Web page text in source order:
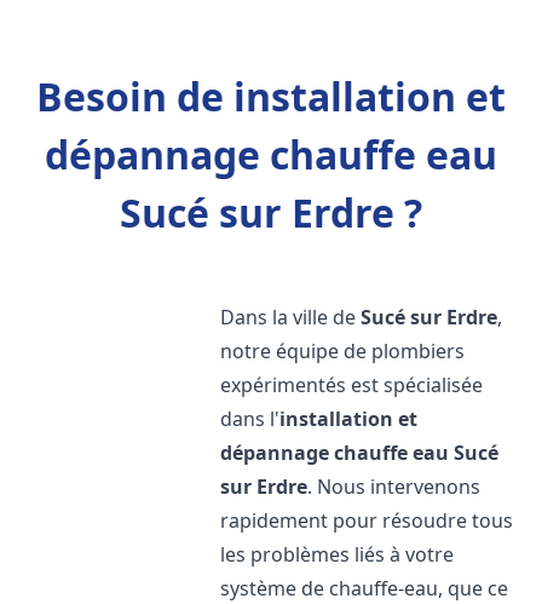
Besoin de installation et
dépannage chauffe eau
Sucé sur Erdre ?
Dans la ville deSucé sur Erdre,
notre équipe de plombiers
expérimentés est spécialisée
dans l'installation et
dépannage chauffe eau Sucé
sur Erdre. Nous intervenons
rapidement pour résoudre tous
les problèmes liés à votre
système de chauffe-eau, que ce